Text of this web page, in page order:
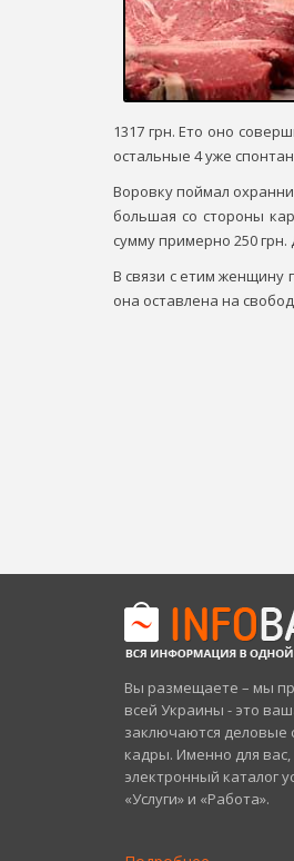
1317 грн. Ето оно
остальные 4 уже
Воровку поймал
большая со стороны
сумму примерно 250
В связи с етим женщину
она оставлена на
Вы размещаете – мы
всей Украины - это
заключаются деловые
кадры. Именно для
электронный каталог
«Услуги» и «Работа».